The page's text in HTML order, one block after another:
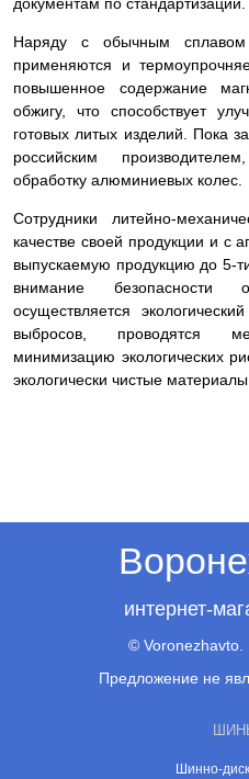
Наряду с обычным сплавом
применяются и
повышенное содержание
обжигу, что способствует
готовых литых изделий. Пока
российским
обработку алюминиевых колес.
Сотрудники литейно-
качестве своей продукции и с
выпускаемую продукцию до 5-
внимание безопасности
осуществляется
выбросов, проводятся
минимизацию экологических
экологически чистые материалы.
интернет-
©
Предложение не
Шинно-